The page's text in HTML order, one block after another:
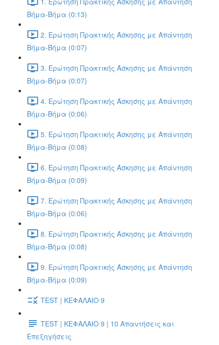
Βήμα-Βήμα (0:13)
2. Ερώτηση Πρακτικής Άσκησης με Απάντηση
Βήμα-Βήμα (0:07)
3. Ερώτηση Πρακτικής Άσκησης με Απάντηση
Βήμα-Βήμα (0:07)
4. Ερώτηση Πρακτικής Άσκησης με Απάντηση
Βήμα-Βήμα (0:06)
5. Ερώτηση Πρακτικής Άσκησης με Απάντηση
Βήμα-Βήμα (0:08)
6. Ερώτηση Πρακτικής Άσκησης με Απάντηση
Βήμα-Βήμα (0:09)
7. Ερώτηση Πρακτικής Άσκησης με Απάντηση
Βήμα-Βήμα (0:06)
8. Ερώτηση Πρακτικής Άσκησης με Απάντηση
Βήμα-Βήμα (0:08)
9. Ερώτηση Πρακτικής Άσκησης με Απάντηση
Βήμα-Βήμα (0:09)
TEST | ΚΕΦΑΛΑΙΟ 9
TEST | ΚΕΦΑΛΑΙΟ 9 | 10 Απαντήσεις και
Επεξηγήσεις